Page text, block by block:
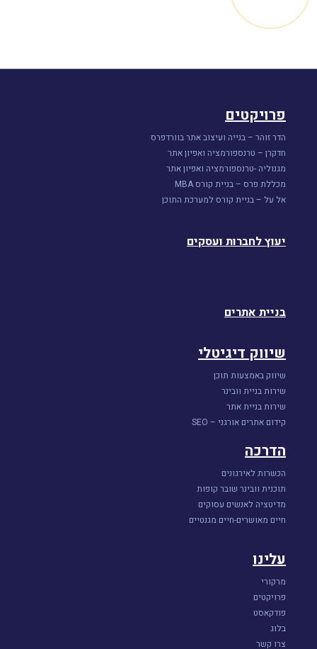
פרויקטים
הדר זוהר – בנייה ועיצוב אתר בוורדפרס
חדקרן – טרנספורמציה ואפיון אתר
מגנוליה -טרנספורמציה ואפיון אתר
מכללת פרס – בניית קורס MBA
אל על – בניית קורס למערכת התוכן
יעוץ לחברות ועסקים
בניית אתרים
שיווק דיגיטלי
שיווק באמצעות תוכן
שירות בניית וובינר
שירות בניית אתר
קידום אתרים אורגני – SEO
הדרכה
הכשרות לאירגונים
תוכנית וובינר שובר קופות
מדיטציה לאנשים עסוקים
חיים מאושרים-חיים מגנטיים
עלינו
מרקורי
פרויקטים
פודקאסט
בלוג
צרו קשר